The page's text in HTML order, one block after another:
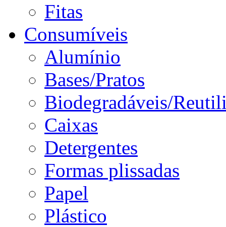
Fitas
Consumíveis
Alumínio
Bases/Pratos
Biodegradáveis/
Caixas
Detergentes
Formas plissadas
Papel
Plástico